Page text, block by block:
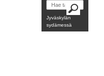
Jyväskylän
sydämessä